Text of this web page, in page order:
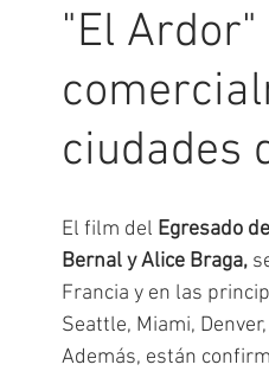
Teatro del CIC Sala de
Rodajes
"El
ciudades
El film del Egresado
Bernal y Alice Braga,
Francia y en las
Seattle, Miami,
Además, están